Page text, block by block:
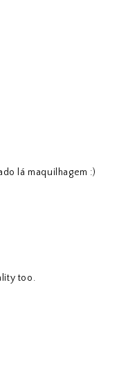
lá maquilhagem :)
too.